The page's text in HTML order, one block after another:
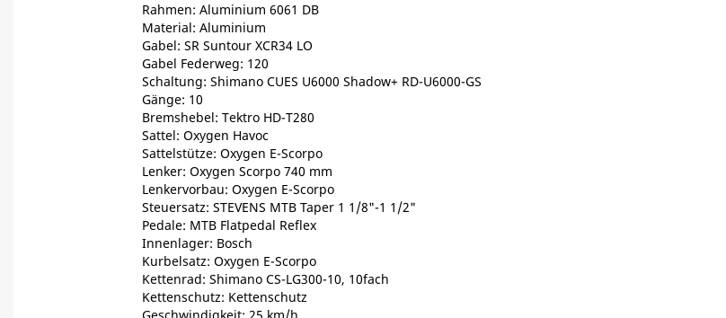
Rahmen: Aluminium 6061 DB
Material: Aluminium
Gabel: SR Suntour XCR34 LO
Gabel Federweg: 120
Schaltung: Shimano CUES U6000 Shadow+ RD-U6000-GS
Gänge: 10
Bremshebel: Tektro HD-T280
Sattel: Oxygen Havoc
Sattelstütze: Oxygen E-Scorpo
Lenker: Oxygen Scorpo 740 mm
Lenkervorbau: Oxygen E-Scorpo
Steuersatz: STEVENS MTB Taper 1 1/8"-1 1/2"
Pedale: MTB Flatpedal Reflex
Innenlager: Bosch
Kurbelsatz: Oxygen E-Scorpo
Kettenrad: Shimano CS-LG300-10, 10fach
Kettenschutz: Kettenschutz